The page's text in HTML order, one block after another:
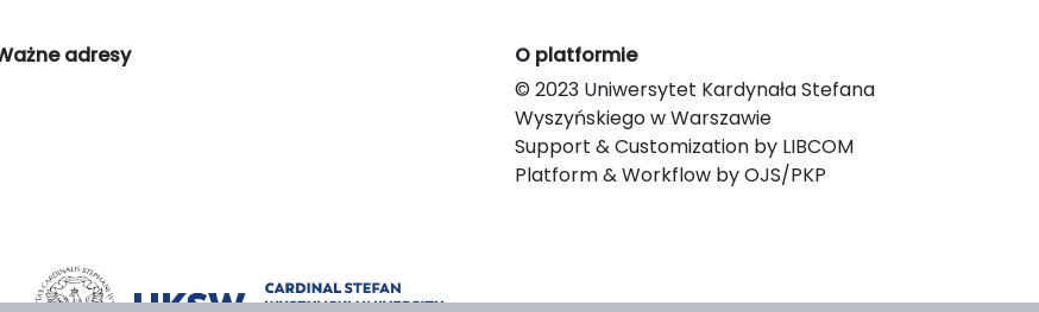
adresy
O platformie
© 2023 Uniwersytet Kardynała Stefana
Wyszyńskiego w Warszawie
Support & Customization by LIBCOM
Platform & Workflow by OJS/PKP